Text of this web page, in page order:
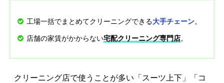
工場一括でまとめてクリーニングできる大手チェーン。
店舗の家賃がかからない宅配クリーニング専門店。
クリーニング店で使うことが多い「スーツ上下」「コ